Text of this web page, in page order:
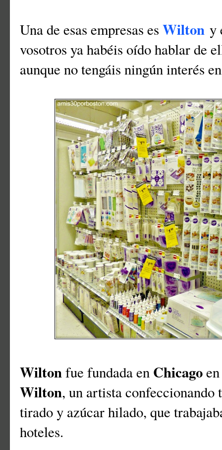
Una de esas empresas es Wilton y
vosotros ya habéis oído hablar de
aunque no tengáis ningún interés
Wiltonfue fundada en Chicago
Wilton, un artista confeccionando
tirado y azúcar hilado, que
hoteles.